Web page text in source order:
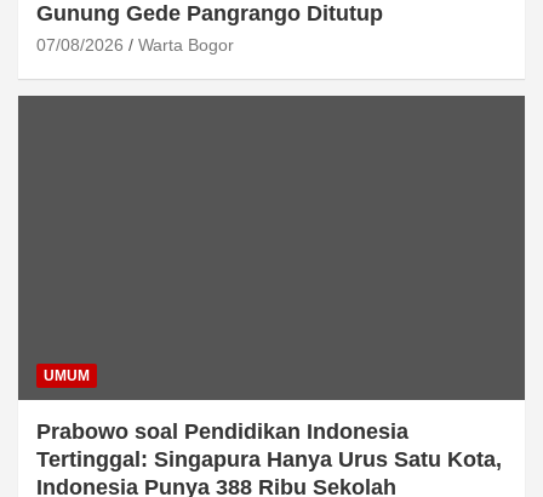
Gunung Gede Pangrango Ditutup
07/08/2026 Warta Bogor
UMUM
Prabowo soal Pendidikan Indonesia
Tertinggal: Singapura Hanya Urus Satu Kota,
Indonesia Punya 388 Ribu Sekolah